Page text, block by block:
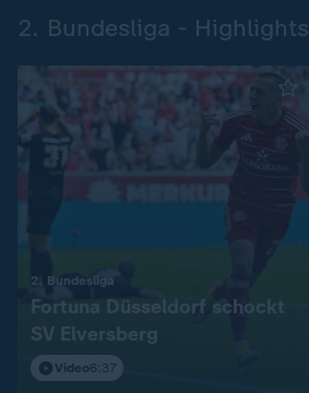
2. Bundesliga - Highlights
2. Bundesliga
Fortuna Düsseldorf schockt
SV Elversberg
Video6:37